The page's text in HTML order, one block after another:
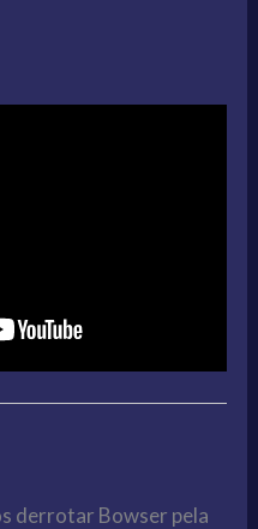
derrotar Bowser pela